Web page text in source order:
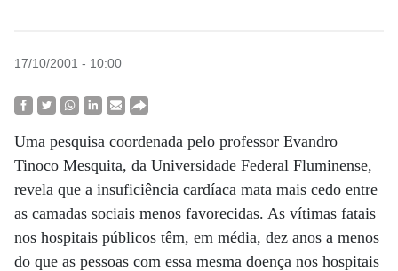
17/10/2001 - 10:00
Uma pesquisa coordenada pelo professor Evandro
Tinoco Mesquita, da Universidade Federal Fluminense,
revela que a insuficiência cardíaca mata mais cedo entre
as camadas sociais menos favorecidas. As vítimas fatais
nos hospitais públicos têm, em média, dez anos a menos
do que as pessoas com essa mesma doença nos hospitais